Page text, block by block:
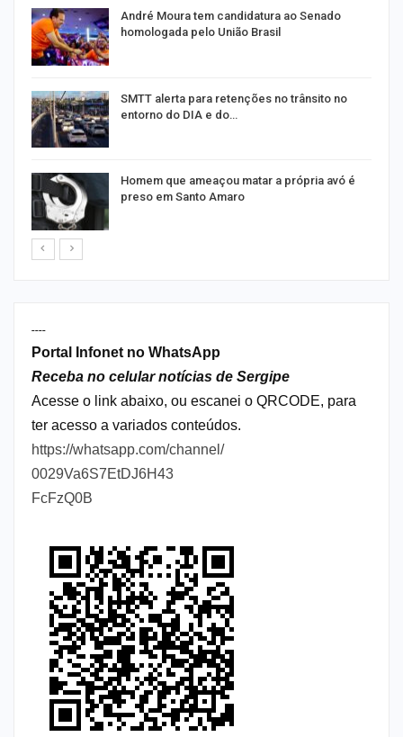
André Moura tem candidatura ao Senado
homologada pelo União Brasil
SMTT alerta para retenções no trânsito no
entorno do DIA e do…
Homem que ameaçou matar a própria avó é
preso em Santo Amaro
----
Portal Infonet no WhatsApp
Receba no celular notícias de Sergipe
Acesse o link abaixo, ou escanei o QRCODE, para
ter acesso a variados conteúdos.
https://whatsapp.com/channel/
0029Va6S7EtDJ6H43
FcFzQ0B